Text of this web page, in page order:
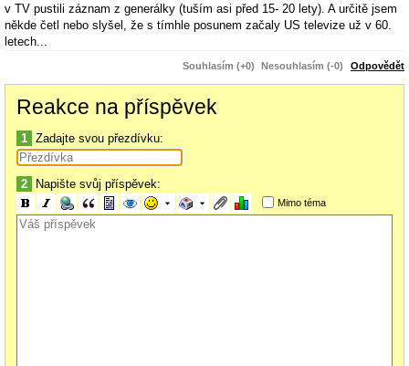
v TV pustili záznam z generálky (tuším asi před 15- 20 lety). A určitě jsem
někde četl nebo slyšel, že s tímhle posunem začaly US televize už v 60.
letech...
Souhlasím (+0) Nesouhlasím (-0) Odpovědět
Reakce na příspěvek
1 Zadajte svou přezdívku:
2 Napište svůj příspěvek:
Mimo téma